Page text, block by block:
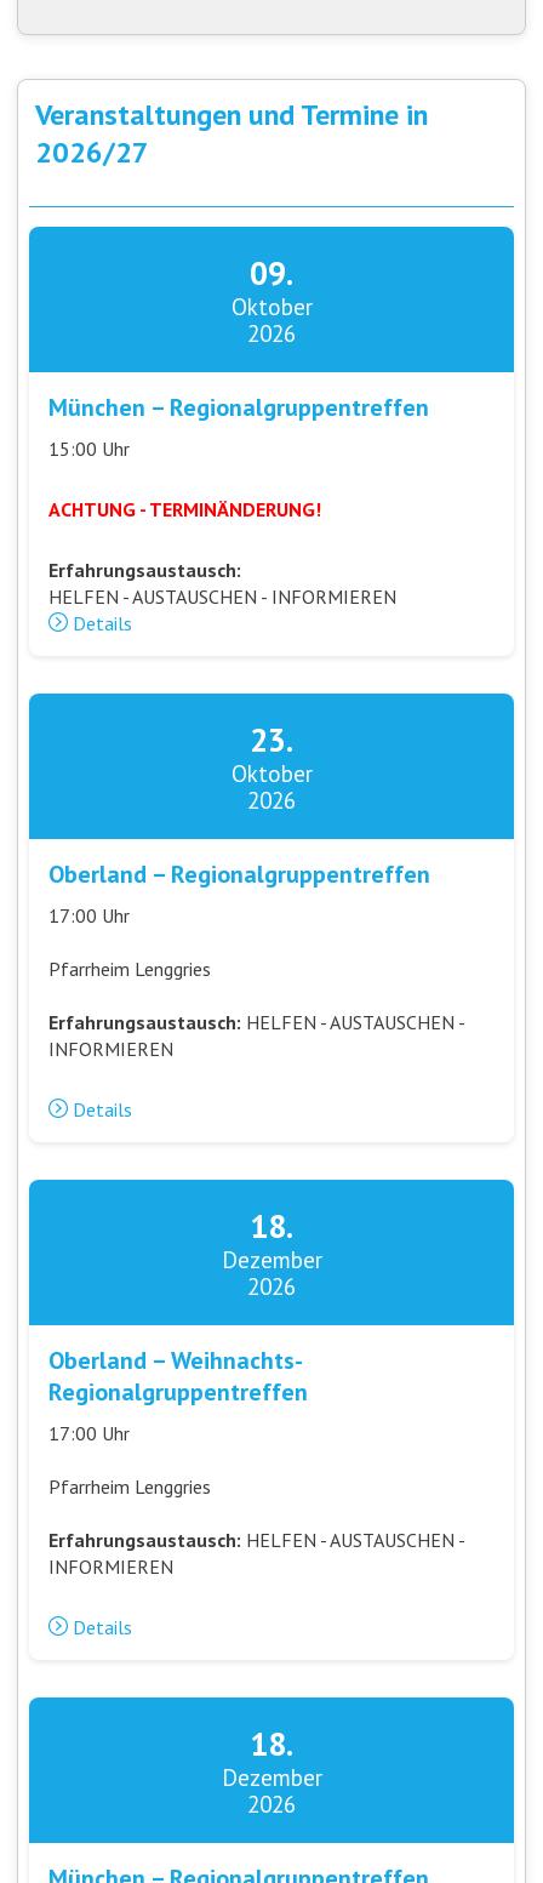
Veranstaltungen und Termine in
2026/27
09.
Oktober
2026
München – Regionalgruppentreffen
15:00 Uhr
ACHTUNG - TERMINÄNDERUNG!
Erfahrungsaustausch:
HELFEN - AUSTAUSCHEN - INFORMIEREN
Details
23.
Oktober
2026
Oberland – Regionalgruppentreffen
17:00 Uhr
Pfarrheim Lenggries
Erfahrungsaustausch: HELFEN - AUSTAUSCHEN -
INFORMIEREN
Details
18.
Dezember
2026
Oberland – Weihnachts-
Regionalgruppentreffen
17:00 Uhr
Pfarrheim Lenggries
Erfahrungsaustausch: HELFEN - AUSTAUSCHEN -
INFORMIEREN
Details
18.
Dezember
2026